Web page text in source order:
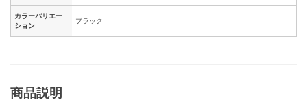
カラーバリエー
ション
ブラック
商品説明